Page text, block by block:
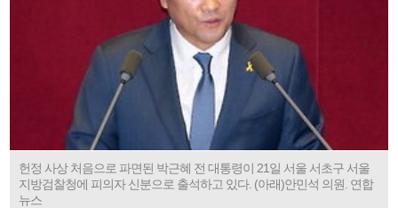
헌정 사상 처음으로 파면된 박근혜 전 대통령이 21일 서울 서초구 서울
지방검찰청에 피의자 신분으로 출석하고 있다. (아래)안민석 의원. 연합
뉴스